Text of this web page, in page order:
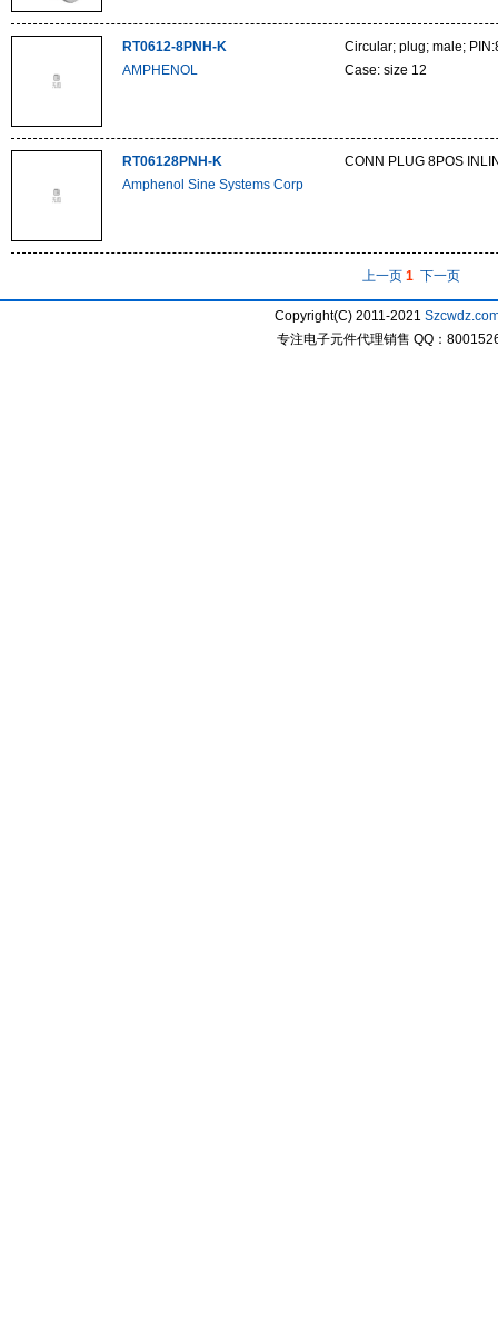
RT0612-8PNH-K
AMPHENOL
Circular; plug; male;
Case: size 12
RT06128PNH-K
Amphenol Sine Systems Corp
CONN PLUG 8POS
上一页 1 下一页
Copyright(C) 2011-2021
专注电子元件代理销售 QQ：